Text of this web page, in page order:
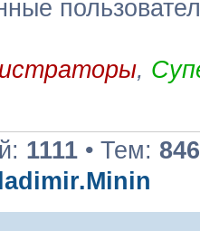
,
1111 • Тем: 846